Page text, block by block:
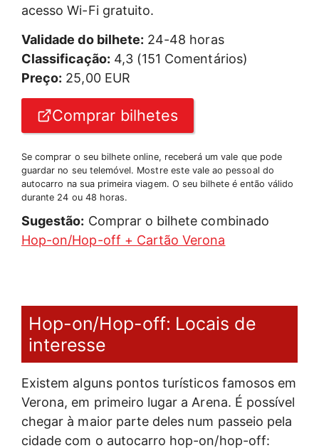
acesso Wi-Fi gratuito.
Validade do bilhete: 24-48 horas
Classificação: 4,3 (151 Comentários)
Preço: 25,00 EUR
Comprar bilhetes
Se comprar o seu bilhete online, receberá um vale que pode
guardar no seu telemóvel. Mostre este vale ao pessoal do
autocarro na sua primeira viagem. O seu bilhete é então válido
durante 24 ou 48 horas.
Sugestão: Comprar o bilhete combinado
Hop-on/Hop-off + Cartão Verona
Hop-on/Hop-off: Locais de
interesse
Existem alguns pontos turísticos famosos em
Verona, em primeiro lugar a Arena. É possível
chegar à maior parte deles num passeio pela
cidade com o autocarro hop-on/hop-off: